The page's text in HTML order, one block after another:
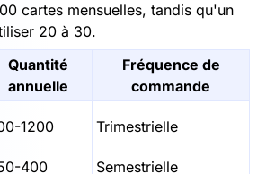
cartes mensuelles, tandis qu'un
20 à 30.
Quantité
annuelle
Fréquence de
commande
1200 Trimestrielle
400
Semestrielle